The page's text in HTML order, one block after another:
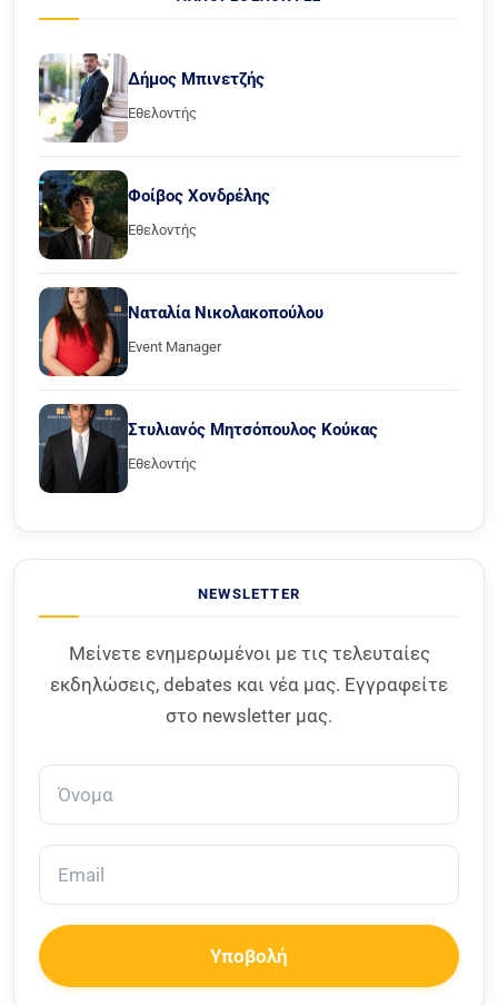
Δήμος Μπινετζής
Εθελοντής
Φοίβος Χονδρέλης
Εθελοντής
Ναταλία Νικολακοπούλου
Event Manager
Στυλιανός Μητσόπουλος Κούκας
Εθελοντής
NEWSLETTER
Μείνετε ενημερωμένοι με τις τελευταίες
εκδηλώσεις, debates και νέα μας. Εγγραφείτε
στο newsletter μας.
Υποβολή